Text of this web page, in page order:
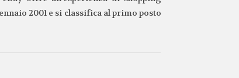
2001 e si classifica al primo posto